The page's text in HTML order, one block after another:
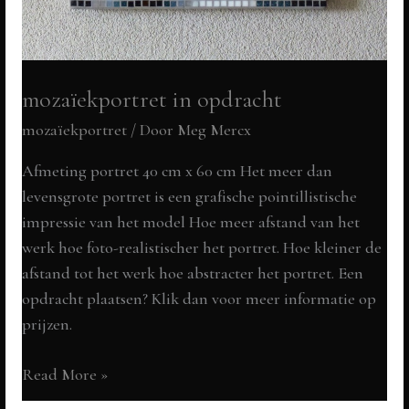
mozaïekportret in opdracht
mozaïekportret / Door Meg Mercx
Afmeting portret 40 cm x 60 cm Het meer dan
levensgrote portret is een grafische pointillistische
impressie van het model Hoe meer afstand van het
werk hoe foto-realistischer het portret. Hoe kleiner de
afstand tot het werk hoe abstracter het portret. Een
opdracht plaatsen? Klik dan voor meer informatie op
prijzen.
mozaïekportret
in
Read More »